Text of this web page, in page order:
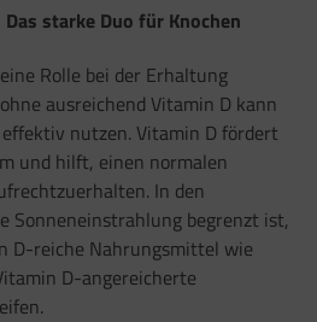
starke Duo für Knochen
Rolle bei der Erhaltung
ausreichend Vitamin D kann
nutzen. Vitamin D fördert
und hilft, einen normalen
In den
Sonneneinstrahlung begrenzt ist,
D-reiche Nahrungsmittel wie
D-angereicherte